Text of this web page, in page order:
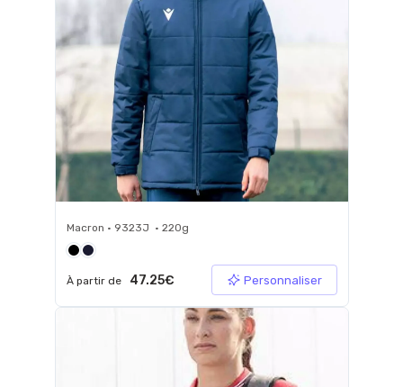
Macron • 9323J • 220g
À partir de 47.25€ Personnaliser